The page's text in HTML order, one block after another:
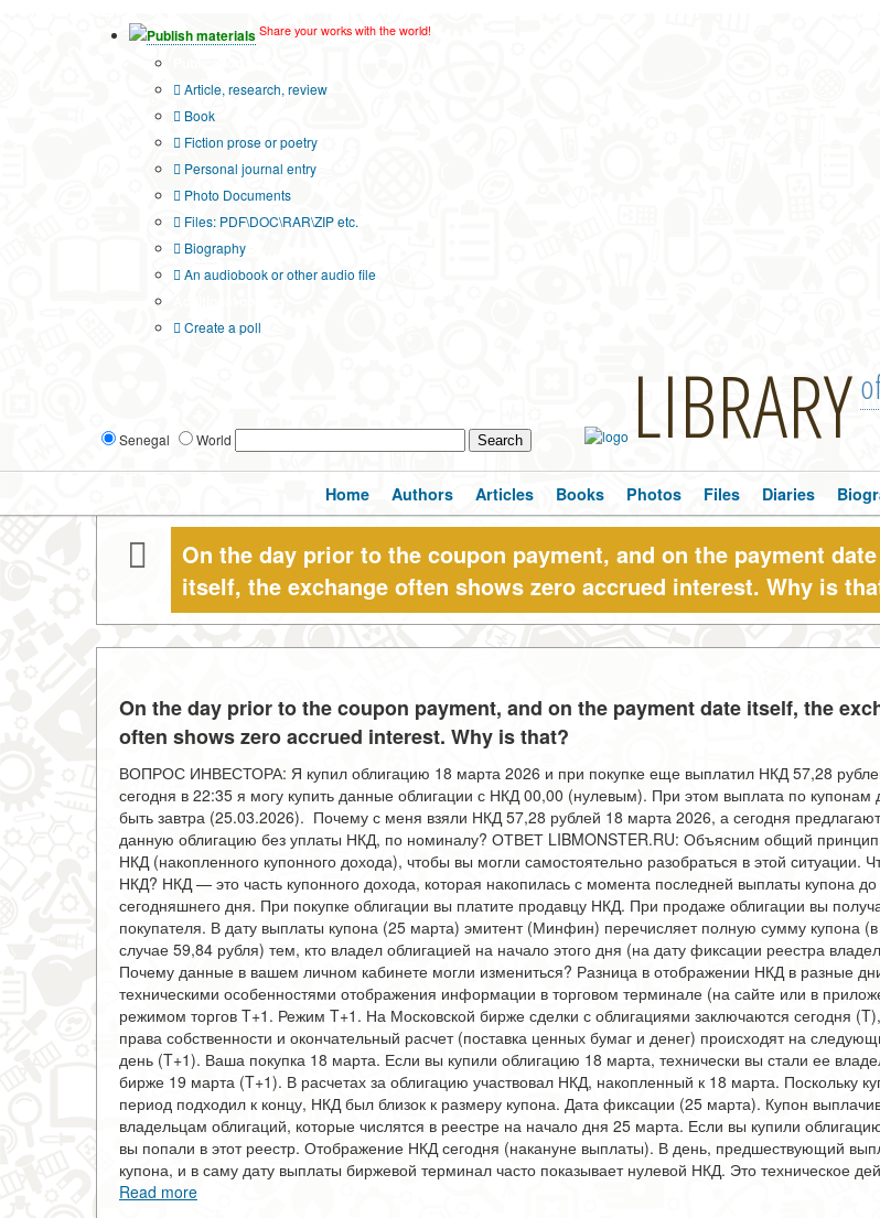
Publish materials Share your works with the world!
Article, research, review
Book
Fiction prose or poetry
Personal journal entry
Photo Documents
Files: PDF\DOC\RAR\ZIP etc.
Biography
An audiobook or other audio file
Create a poll
Senegal World LIBRARY
Home Authors Articles Books Photos Files Diaries
On the day prior to the coupon payment, and on the payment date
itself, the exchange often shows zero accrued interest. Why is
On the day prior to the coupon payment, and on the payment date itself, the
often shows zero accrued interest. Why is that?
ВОПРОС ИНВЕСТОРА: Я купил облигацию 18 марта 2026 и при покупке еще выплатил НКД 57,28
сегодня в 22:35 я могу купить данные облигации с НКД 00,00 (нулевым). При этом выплата по купонам
быть завтра (25.03.2026). Почему с меня взяли НКД 57,28 рублей 18 марта 2026, а сегодня
данную облигацию без уплаты НКД, по номиналу? ОТВЕТ LIBMONSTER.RU: Объясним общий
НКД (накопленного купонного дохода), чтобы вы могли самостоятельно разобраться в этой ситуации.
НКД? НКД — это часть купонного дохода, которая накопилась с момента последней выплаты купона до
сегодняшнего дня. При покупке облигации вы платите продавцу НКД. При продаже облигации вы
покупателя. В дату выплаты купона (25 марта) эмитент (Минфин) перечисляет полную сумму купона
случае 59,84 рубля) тем, кто владел облигацией на начало этого дня (на дату фиксации реестра
Почему данные в вашем личном кабинете могли измениться? Разница в отображении НКД в разные
техническими особенностями отображения информации в торговом терминале (на сайте или в
режимом торгов T+1. Режим T+1. На Московской бирже сделки с облигациями заключаются сегодня
права собственности и окончательный расчет (поставка ценных бумаг и денег) происходят на
день (T+1). Ваша покупка 18 марта. Если вы купили облигацию 18 марта, технически вы стали ее
бирже 19 марта (T+1). В расчетах за облигацию участвовал НКД, накопленный к 18 марта. Поскольку
период подходил к концу, НКД был близок к размеру купона. Дата фиксации (25 марта). Купон
владельцам облигаций, которые числятся в реестре на начало дня 25 марта. Если вы купили
вы попали в этот реестр. Отображение НКД сегодня (накануне выплаты). В день, предшествующий
купона, и в саму дату выплаты биржевой терминал часто показывает нулевой НКД. Это техническое
Read more